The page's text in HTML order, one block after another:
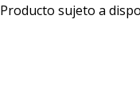
Producto sujeto a